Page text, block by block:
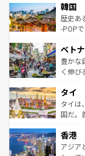
ワイを、存
はコン
いる。
ビング
い。オ
参照し
ン）、
と山間
驚きを
容にも
照して
韓国
歴史あ
-POP
き、地
できる
まで、
リティ
覧を参
ベト
豊かな
く伸び
急速な
ーチミ
醸し出
とつ。
ひ現地
タイ
タイは
国だ。
の活気
帯で自
香港
アジア